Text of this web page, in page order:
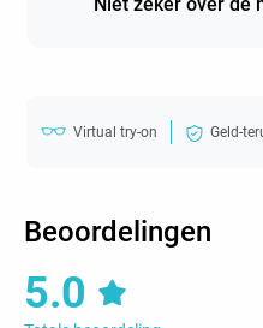
Virtual try-on Geld-
Beoordelingen
5.0